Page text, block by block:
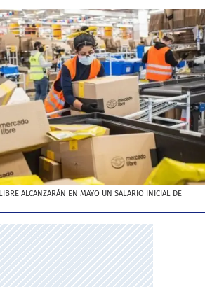
ALCANZARÁN EN MAYO UN SALARIO INICIAL DE